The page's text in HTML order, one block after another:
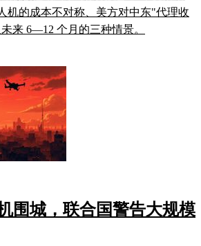
机的成本不对称、美方对中东"代理收
来 6—12 个月的三种情景。
围城，联合国警告大规模